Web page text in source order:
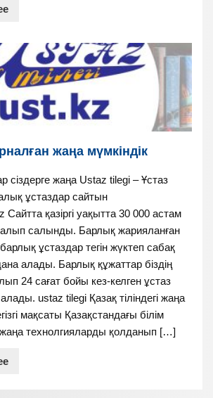
жаңа мүмкіндік
сіздерге жаңа Ustaz tilegi – Ұстаз
ұстаздар сайтын
қазіргі уақытта 30 000 астам
салынды. Барлық жарияланған
ұстаздар тегін жүктеп сабақ
алады. Барлық құжаттар біздің
24 сағат бойы кез-келген ұстаз
ustaz tilegi Қазақ тіліндегі жаңа
мақсаты Қазақстандағы білім
жаңа технолгияларды қолданып […]